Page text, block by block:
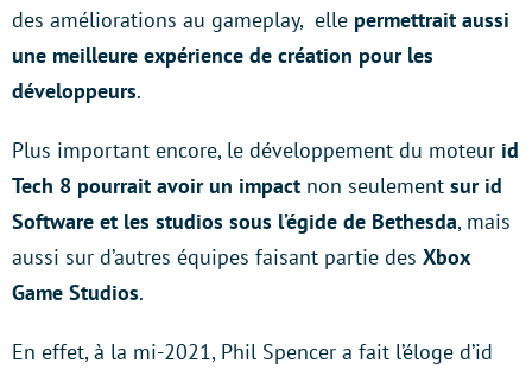
des améliorations au gameplay, elle permettrait aussi
une meilleure expérience de création pour les
développeurs.
Plus important encore, le développement du moteur id
Tech 8 pourrait avoir un impact non seulement sur id
Software et les studios sous l’égide de Bethesda, mais
aussi sur d’autres équipes faisant partie des Xbox
Game Studios.
En effet, à la mi-2021, Phil Spencer a fait l’éloge d’id